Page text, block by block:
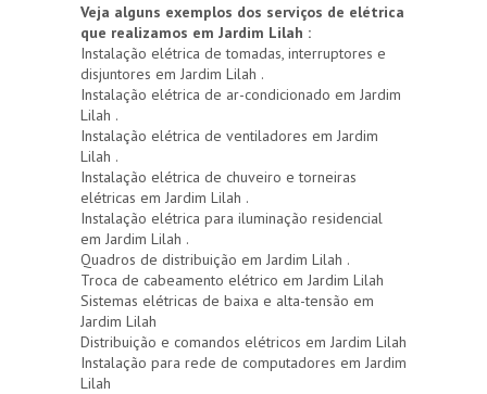
Veja alguns exemplos dos serviços de elétrica
que realizamos em Jardim Lilah :
Instalação elétrica de tomadas, interruptores e
disjuntores em Jardim Lilah .
Instalação elétrica de ar-condicionado em Jardim
Lilah .
Instalação elétrica de ventiladores em Jardim
Lilah .
Instalação elétrica de chuveiro e torneiras
elétricas em Jardim Lilah .
Instalação elétrica para iluminação residencial
em Jardim Lilah .
Quadros de distribuição em Jardim Lilah .
Troca de cabeamento elétrico em Jardim Lilah
Sistemas elétricas de baixa e alta-tensão em
Jardim Lilah
Distribuição e comandos elétricos em Jardim Lilah
Instalação para rede de computadores em Jardim
Lilah